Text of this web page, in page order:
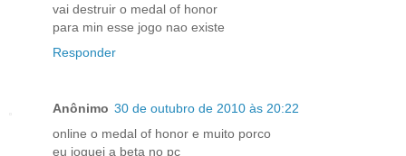
vai destruir o medal of honor
para min esse jogo nao existe
Responder
Anônimo 30 de outubro de 2010 às 20:22
online o medal of honor e muito porco
eu joguei a beta no pc